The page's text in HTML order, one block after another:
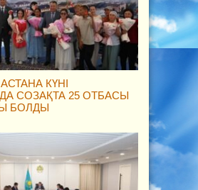
КҮНІ
СОЗАҚТА 25 ОТБАСЫ
БОЛДЫ